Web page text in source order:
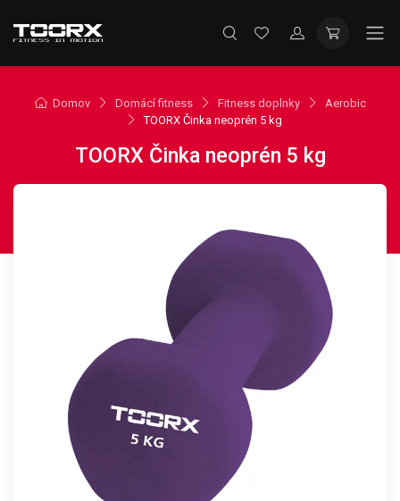
Domov Domácí fitness Fitness doplnky
Aerobic
TOORX Činka neoprén 5 kg
TOORX Činka neoprén 5 kg